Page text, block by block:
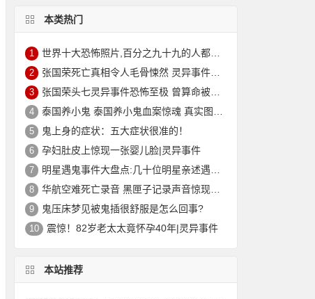
本类热门
1 世界十大恐怖照片,百分之九十九的人都被吓到(胆小勿入)
2 张国荣死亡真相令人毛骨悚然 灵异事件缠身痛苦不堪终离去
3 张国荣头七灵异事件恐怖至极 曾算命被告知命中注定在劫难逃？
4 泰国养小鬼 泰国养小鬼血案惊魂 真实图片|灵异
5 鬼上身的症状：五大症状很准的！
6 孕妇肚皮上惊现一张婴儿脸|灵异事件
7 明星遇鬼事件大盘点:几十位明星亲述遇鬼经历和灵异事件
8 华航空难死亡录音 黑匣子记录声音惊现男子哭声震惊世人
9 鬼压床梦见被鬼插很舒服是怎么回事?
10 震惊！82岁老太太竟怀孕40年|灵异事件
本站推荐